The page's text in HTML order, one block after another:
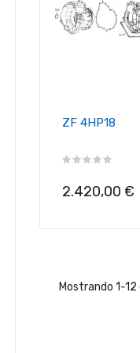
ZF 4HP18
Precio
2.420,00 €
Mostrando 1-